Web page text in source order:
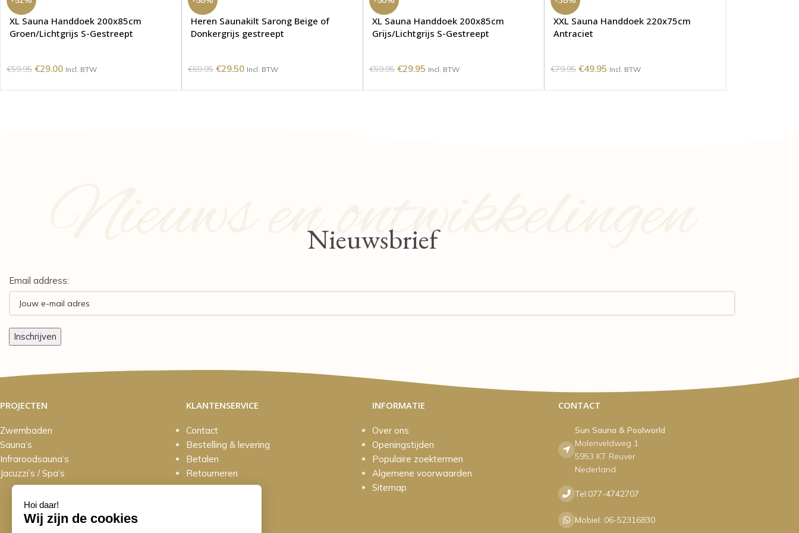
XL Sauna Handdoek 200x85cm
Groen/Lichtgrijs S-Gestreept
€59.95 €29.00 Incl. BTW
Heren Saunakilt Sarong Beige of
Donkergrijs gestreept
€69.95 €29.50 Incl. BTW
XL Sauna Handdoek 200x85cm
Grijs/Lichtgrijs S-Gestreept
€59.95 €29.95 Incl. BTW
XXL Sauna Handdoek 220x75cm
Antraciet
€79.95 €49.95 Incl. BTW
Nieuws en ontwikkelingen
Nieuwsbrief
Email address:
PROJECTEN
Zwembaden
Sauna’s
Infraroodsauna’s
Jacuzzi’s / Spa’s
KLANTENSERVICE
Contact
Bestelling & levering
Betalen
Retourneren
INFORMATIE
Over ons
Openingstijden
Populaire zoektermen
Algemene voorwaarden
Sitemap
CONTACT
Sun Sauna & Poolworld
Molenveldweg 1
5953 KT Reuver
Nederland
Tel:077-4742707
Mobiel: 06-52316830